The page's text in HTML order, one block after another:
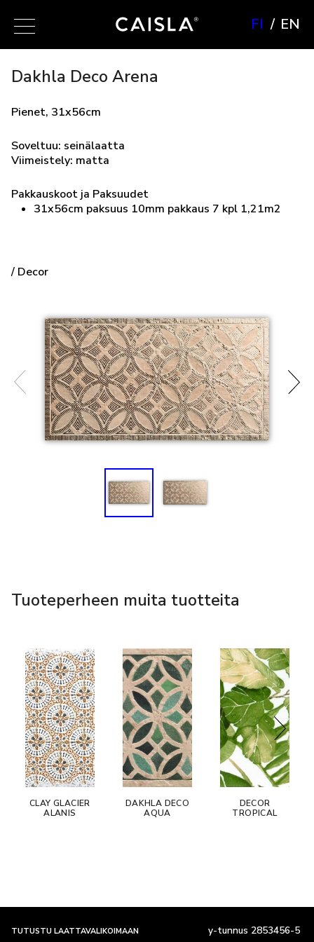
FI EN
Dakhla Deco Arena
Pienet, 31x56cm
Soveltuu: seinälaatta
Viimeistely: matta
Pakkauskoot ja Paksuudet
31x56cm paksuus 10mm pakkaus 7 kpl 1,21m2
/ Decor
Tuoteperheen muita tuotteita
CLAY GLACIER
ALANIS
DAKHLA DECO
AQUA
DECOR
TROPICAL
TUTUSTU LAATTAVALIKOIMAAN
y-tunnus 2853456-5